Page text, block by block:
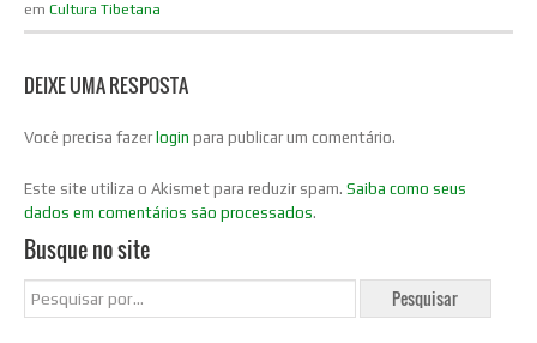
em Cultura Tibetana
DEIXE UMA RESPOSTA
Você precisa fazer login para publicar um comentário.
Este site utiliza o Akismet para reduzir spam. Saiba como seus
dados em comentários são processados.
Busque no site